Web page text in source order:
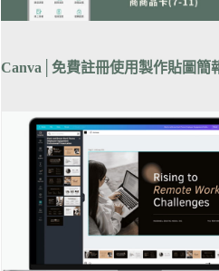
Canva │免費註冊使用製作貼圖簡